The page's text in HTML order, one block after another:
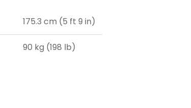
175.3 cm (5 ft 9 in)
90 kg (198 lb)